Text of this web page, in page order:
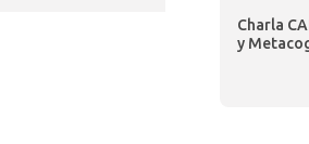
Charla
y